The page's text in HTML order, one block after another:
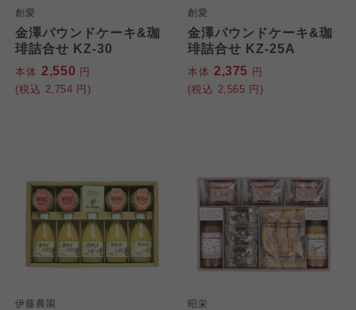
創愛
金澤パウンドケーキ&珈
琲詰合せ KZ-30
本体 2,550 円
(税込 2,754 円)
創愛
金澤パウンドケーキ&珈
琲詰合せ KZ-25A
本体 2,375 円
(税込 2,565 円)
伊藤農園 昭栄